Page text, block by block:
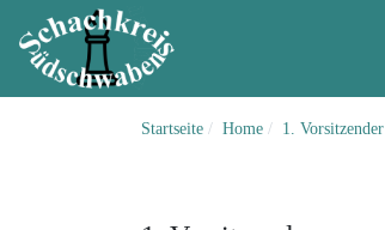
Startseite Home 1. Vorsitzender